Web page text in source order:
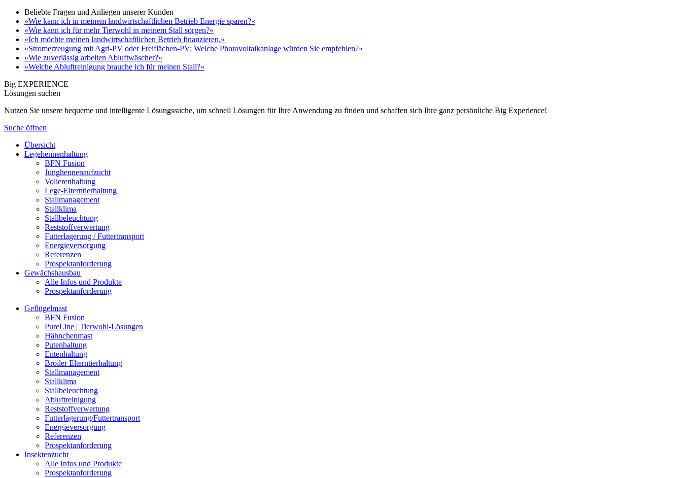
Beliebte Fragen und Anliegen unserer Kunden
»Wie kann ich in meinem landwirtschaftlichen Betrieb Energie sparen?«
»Wie kann ich für mehr Tierwohl in meinem Stall sorgen?«
»Ich möchte meinen landwirtschaftlichen Betrieb finanzieren.«
»Stromerzeugung mit Agri-PV oder Freiflächen-PV: Welche Photovoltaikanlage würden Sie empfehlen?«
»Wie zuverlässig arbeiten Abluftwäscher?«
»Welche Abluftreinigung brauche ich für meinen Stall?«
Big EXPERIENCE
Lösungen suchen
Nutzen Sie unsere bequeme und intelligente Lösungssuche, um schnell Lösungen für Ihre Anwendung zu finden und schaffen sich Ihre ganz persönliche Big Experience!
Suche öffnen
Übersicht
Legehennenhaltung
BFN Fusion
Junghennenaufzucht
Volierenhaltung
Lege-Elterntierhaltung
Stallmanagement
Stallklima
Stallbeleuchtung
Reststoffverwertung
Futterlagerung / Futtertransport
Energieversorgung
Referenzen
Prospektanforderung
Gewächshausbau
Alle Infos und Produkte
Prospektanforderung
Geflügelmast
BFN Fusion
PureLine | Tierwohl-Lösungen
Hähnchenmast
Putenhaltung
Entenhaltung
Broiler Elterntierhaltung
Stallmanagement
Stallklima
Stallbeleuchtung
Abluftreinigung
Reststoffverwertung
Futterlagerung/Futtertransport
Energieversorgung
Referenzen
Prospektanforderung
Insektenzucht
Alle Infos und Produkte
Prospektanforderung